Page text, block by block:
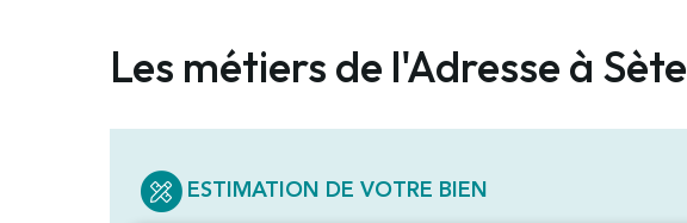
Les métiers de l'Adresse à Sète